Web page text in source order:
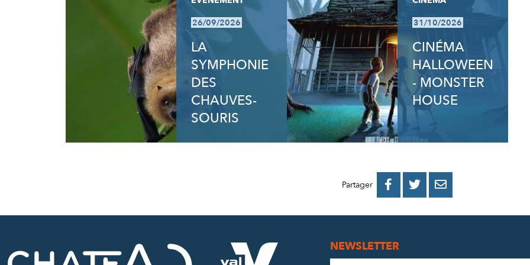
26/09/2026
LA
SYMPHONIE
DES
CHAUVES-
SOURIS
31/10/2026
CINÉMA
HALLOWEEN
- MONSTER
HOUSE
Partager 
PARTAGER
PARTAGER
PARTAGER
NEWSLETTER